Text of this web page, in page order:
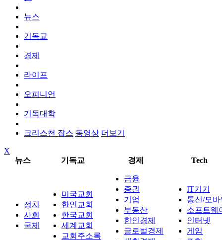
뉴스
기독교
경제
라이프
오피니언
기독대학
크리스천 잡스 동영상 더보기
X
뉴스
기독교 경제 Tech
정치
사회
국제
미국교회
한인교회
한국교회
세계교회
교회주소록
금융
증권
기업
부동산
한인경제
글로벌경제
IT기기
통신/모
소프트웨
인터넷
게임